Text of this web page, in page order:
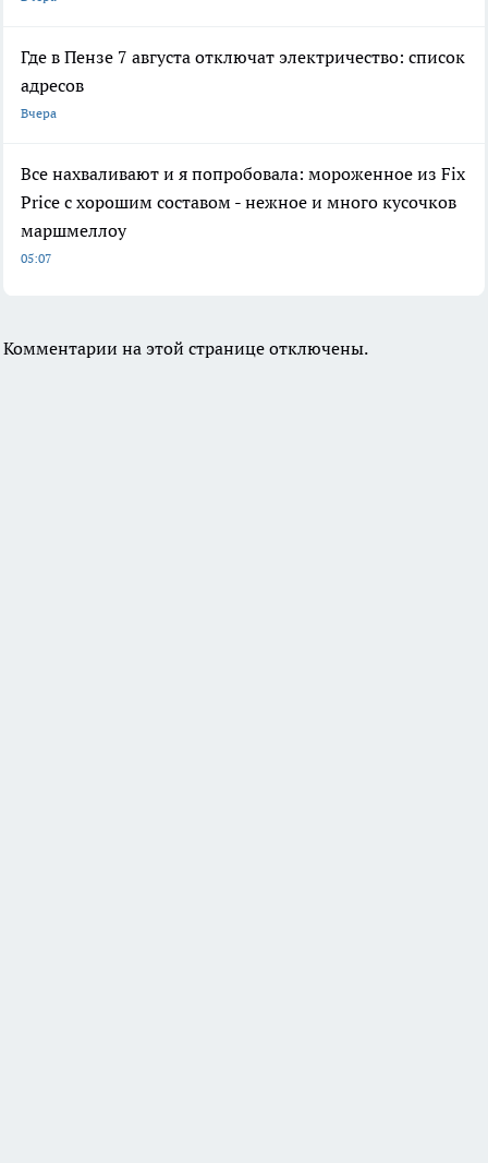
Где в Пензе 7 августа отключат электричество: список
адресов
Вчера
Все нахваливают и я попробовала: мороженное из Fix
Price с хорошим составом - нежное и много кусочков
маршмеллоу
05:07
Комментарии на этой странице отключены.